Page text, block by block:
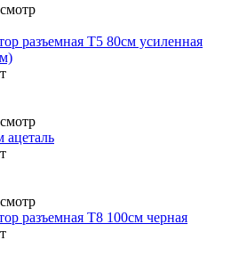
разъемная Т5 80см усиленная
ацеталь
разъемная Т8 100см черная